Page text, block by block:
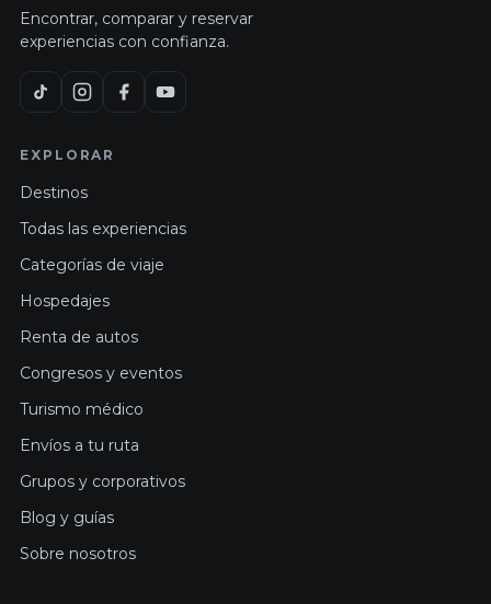
Encontrar, comparar y reservar
experiencias con confianza.
EXPLORAR
Destinos
Todas las experiencias
Categorías de viaje
Hospedajes
Renta de autos
Congresos y eventos
Turismo médico
Envíos a tu ruta
Grupos y corporativos
Blog y guías
Sobre nosotros